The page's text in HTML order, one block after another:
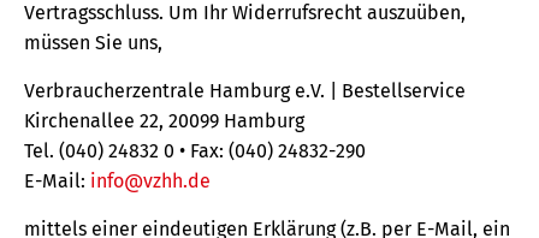
Vertragsschluss. Um Ihr Widerrufsrecht auszuüben,
müssen Sie uns,
Verbraucherzentrale Hamburg e.V. | Bestellservice
Kirchenallee 22, 20099 Hamburg
Tel. (040) 24832 0 • Fax: (040) 24832-290
E-Mail: info@vzhh.de
mittels einer eindeutigen Erklärung (z.B. per E-Mail, ein